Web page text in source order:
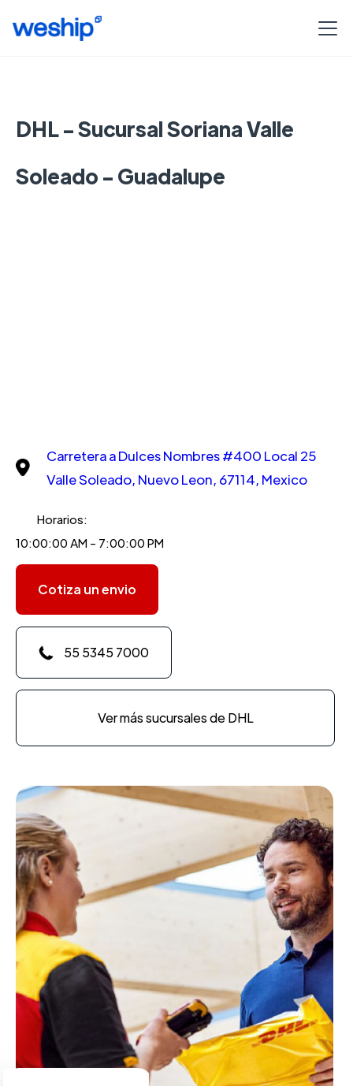
DHL - Sucursal Soriana Valle
Soleado - Guadalupe
Carretera a Dulces Nombres #400 Local 25
Valle Soleado, Nuevo Leon, 67114, Mexico
Horarios:
10:00:00 AM - 7:00:00 PM
Cotiza un envio
55 5345 7000
Ver más sucursales de DHL